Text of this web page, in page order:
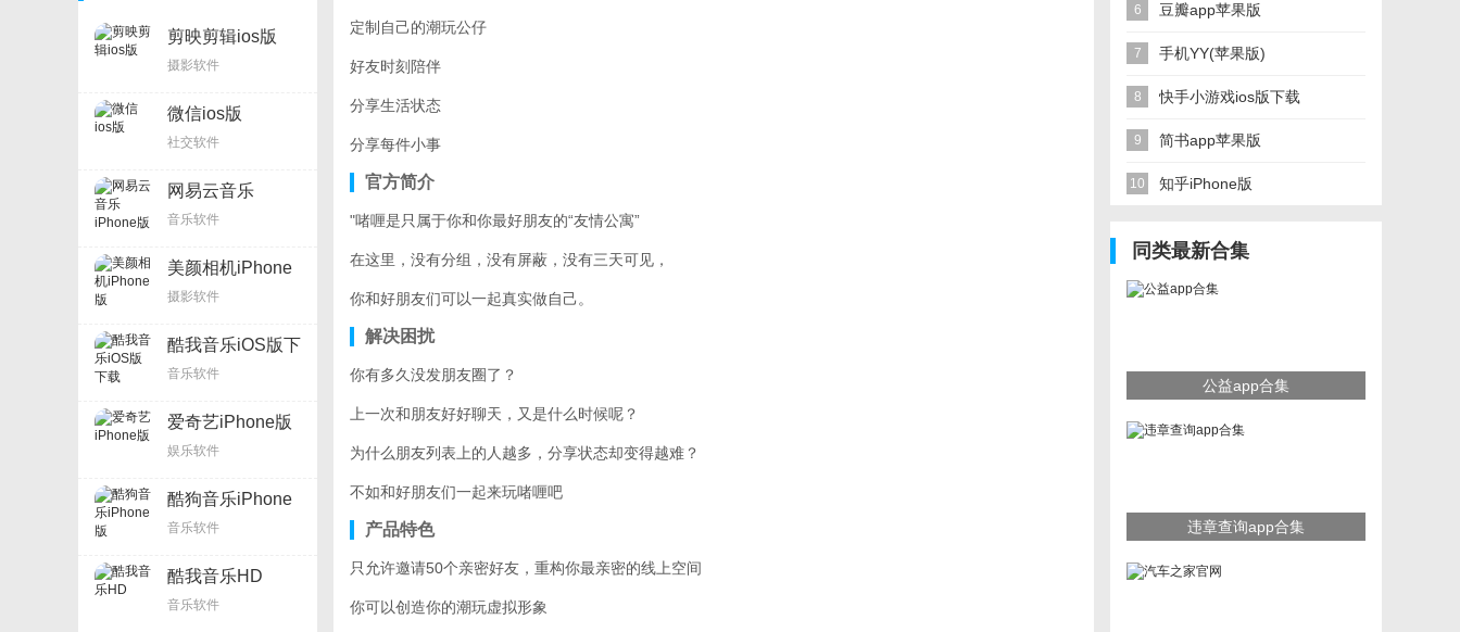
剪映剪辑ios版
摄影软件
微信ios版
社交软件
网易云音乐
iPhone版
音乐软件
美颜相机iPhone
版
摄影软件
酷我音乐iOS版下
载
音乐软件
爱奇艺iPhone版
娱乐软件
酷狗音乐iPhone
版
音乐软件
酷我音乐HD
音乐软件
定制自己的潮玩公仔
好友时刻陪伴
分享生活状态
分享每件小事
官方简介
"啫喱是只属于你和你最好朋友的“友情公寓”
在这里，没有分组，没有屏蔽，没有三天可见，
你和好朋友们可以一起真实做自己。
解决困扰
你有多久没发朋友圈了？
上一次和朋友好好聊天，又是什么时候呢？
为什么朋友列表上的人越多，分享状态却变得越难？
不如和好朋友们一起来玩啫喱吧
产品特色
只允许邀请50个亲密好友，重构你最亲密的线上空间
你可以创造你的潮玩虚拟形象
6 豆瓣app苹果版
7 手机YY(苹果版)
8 快手小游戏ios版下载
9 简书app苹果版
10 知乎iPhone版
同类最新合集
公益app合集
违章查询app合集